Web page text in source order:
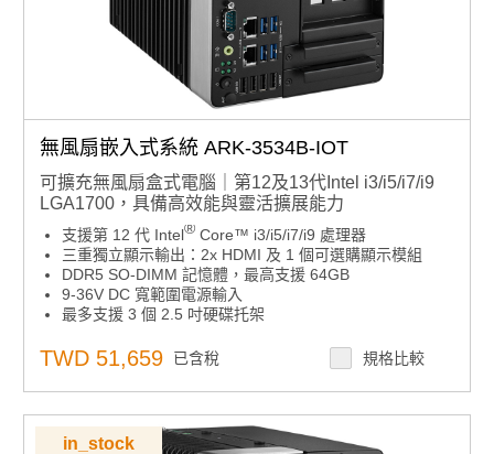
無風扇嵌入式系統 ARK-3534B-IOT
可擴充無風扇盒式電腦｜第12及13代Intel i3/i5/i7/i9
LGA1700，具備高效能與靈活擴展能力
支援第 12 代 Intel® Core™ i3/i5/i7/i9 處理器
三重獨立顯示輸出：2x HDMI 及 1 個可選購顯示模組
DDR5 SO-DIMM 記憶體，最高支援 64GB
9-36V DC 寬範圍電源輸入
最多支援 3 個 2.5 吋硬碟托架
元 DIO、2 組 CANBus 及 TPM 2.0
作業系統支援：相容 Windows 10 IoT/ Windows 11 IoT
搭載 SUSI API、WISE-DeviceOn、McAfee 與 Acronis
軟體
TWD 51,659 已含稅 規格比較
in_stock